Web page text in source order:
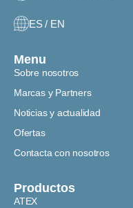
ES / EN
Menu
Sobre nosotros
Marcas y Partners
Noticias y actualidad
Ofertas
Contacta con nosotros
Productos
ATEX